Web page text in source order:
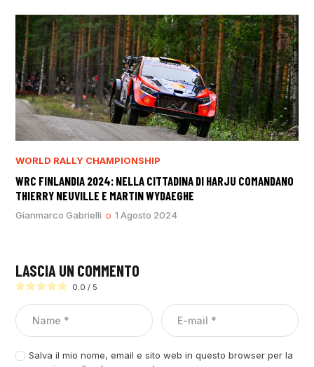
WORLD RALLY CHAMPIONSHIP
WRC FINLANDIA 2024: NELLA CITTADINA DI HARJU COMANDANO
THIERRY NEUVILLE E MARTIN WYDAEGHE
Gianmarco Gabrielli 1 Agosto 2024
LASCIA UN COMMENTO
0.0 / 5
Salva il mio nome, email e sito web in questo browser per la